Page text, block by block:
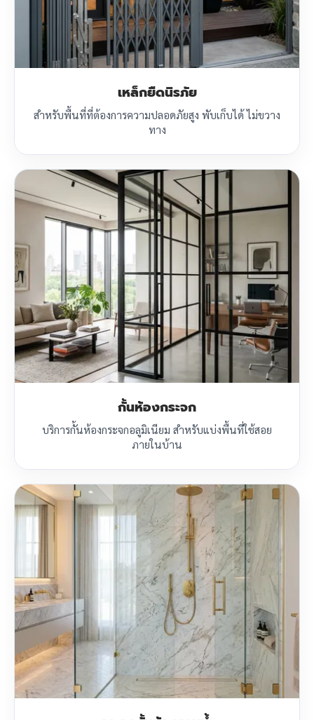
เหล็กยืดนิรภัย
สำหรับพื้นที่ที่ต้องการความปลอดภัยสูง พับเก็บได้ ไม่ขวาง
ทาง
กั้นห้องกระจก
บริการกั้นห้องกระจกอลูมิเนียม สำหรับแบ่งพื้นที่ใช้สอย
ภายในบ้าน